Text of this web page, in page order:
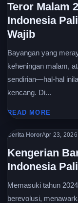
Teror Malam
Indonesia
Wajib
Bayangan yang
keheningan malam,
sendirian—hal-hal
kencang. Di...
READ MORE
Cerita HororApr 23, 2026
Kengerian
Indonesia
Memasuki tahun
berevolusi,